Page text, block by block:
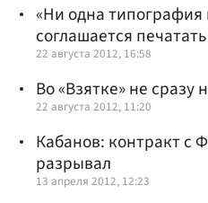
«Ни одна
соглашается
22 августа 2012, 16:58
Во «Взятке» не
22 августа 2012, 11:20
Кабанов: контракт с
разрывал
13 апреля 2012, 12:23